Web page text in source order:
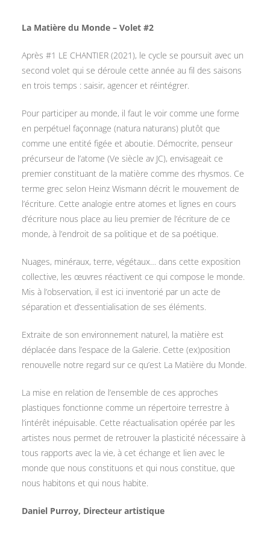
La Matière du Monde – Volet #2
Après #1 LE CHANTIER (2021), le cycle se poursuit avec un
second volet qui se déroule cette année au fil des saisons
en trois temps : saisir, agencer et réintégrer.
Pour participer au monde, il faut le voir comme une forme
en perpétuel façonnage (natura naturans) plutôt que
comme une entité figée et aboutie. Démocrite, penseur
précurseur de l’atome (Ve siècle av JC), envisageait ce
premier constituant de la matière comme des rhysmos. Ce
terme grec selon Heinz Wismann décrit le mouvement de
l’écriture. Cette analogie entre atomes et lignes en cours
d’écriture nous place au lieu premier de l’écriture de ce
monde, à l’endroit de sa politique et de sa poétique.
Nuages, minéraux, terre, végétaux… dans cette exposition
collective, les œuvres réactivent ce qui compose le monde.
Mis à l’observation, il est ici inventorié par un acte de
séparation et d’essentialisation de ses éléments.
Extraite de son environnement naturel, la matière est
déplacée dans l’espace de la Galerie. Cette (ex)position
renouvelle notre regard sur ce qu’est La Matière du Monde.
La mise en relation de l’ensemble de ces approches
plastiques fonctionne comme un répertoire terrestre à
l’intérêt inépuisable. Cette réactualisation opérée par les
artistes nous permet de retrouver la plasticité nécessaire à
tous rapports avec la vie, à cet échange et lien avec le
monde que nous constituons et qui nous constitue, que
nous habitons et qui nous habite.
Daniel Purroy, Directeur artistique